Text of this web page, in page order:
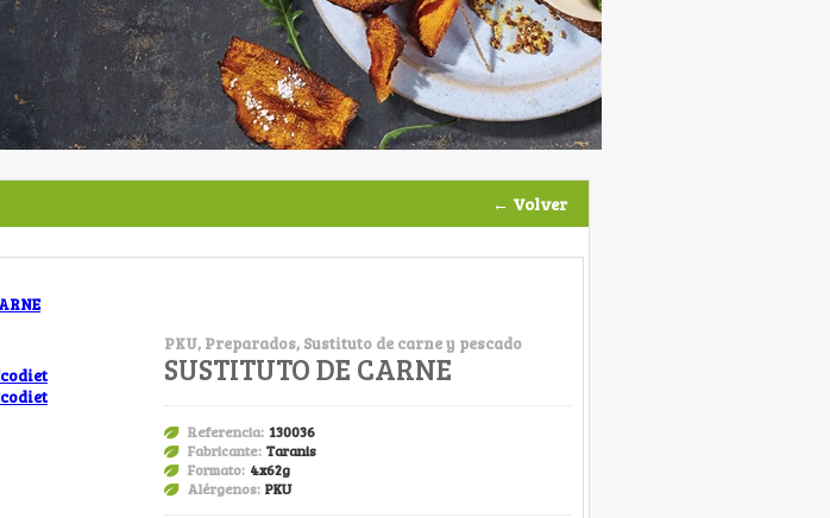
← Volver
PKU, Preparados, Sustituto de carne y pescado
SUSTITUTO DE CARNE
Referencia: 130036
Fabricante: Taranis
Formato: 4x62g
Alérgenos: PKU